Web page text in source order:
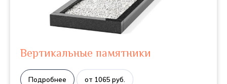
Вертикальные памятники
Подробнее от 1065 руб.